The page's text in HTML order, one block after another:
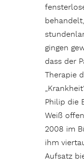
gingen
dass der
Therapie
Philip die
Weiß
2008 im
ihm
Aufsatz